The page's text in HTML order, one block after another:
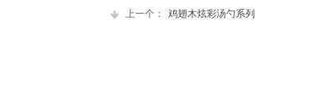
上一个： 鸡翅木炫彩汤勺系列